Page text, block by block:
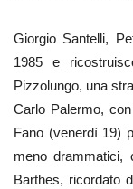
Giorgio Santelli,
1985 e
Pizzolungo, una
Carlo Palermo,
Fano (venerdì 19)
meno drammatici,
Barthes, ricordato